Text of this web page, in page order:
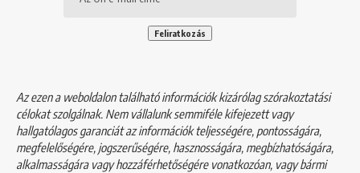
Az ezen a weboldalon található információk kizárólag szórakoztatási
célokat szolgálnak. Nem vállalunk semmiféle kifejezett vagy
hallgatólagos garanciát az információk teljességére, pontosságára,
megfelelőségére, jogszerűségére, hasznosságára, megbízhatóságára,
alkalmasságára vagy hozzáférhetőségére vonatkozóan, vagy bármi